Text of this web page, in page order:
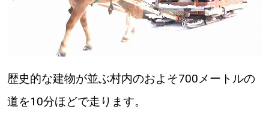
Sitakke編集部あい
【いろんな価値観や生き方に触れたい】
歴史的な建物が並ぶ村内のおよそ700メートルの
道を10分ほどで走ります。